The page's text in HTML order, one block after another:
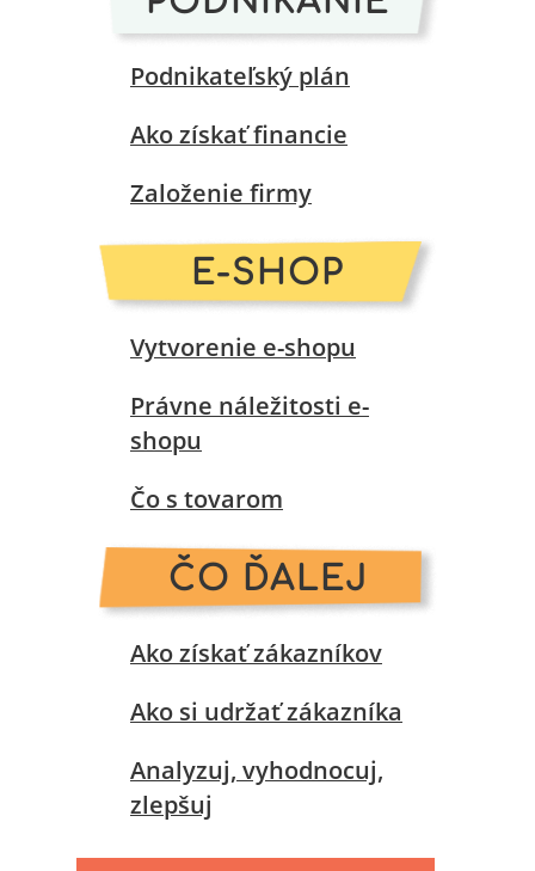
Podnikateľský plán
Ako získať financie
Založenie firmy
E-SHOP
Vytvorenie e-shopu
Právne náležitosti e-
shopu
Čo s tovarom
ČO ĎALEJ
Ako získať zákazníkov
Ako si udržať zákazníka
Analyzuj, vyhodnocuj,
zlepšuj